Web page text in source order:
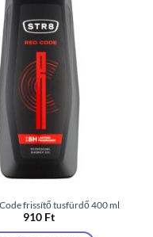
frissítő tusfürdő 400 ml
910 Ft